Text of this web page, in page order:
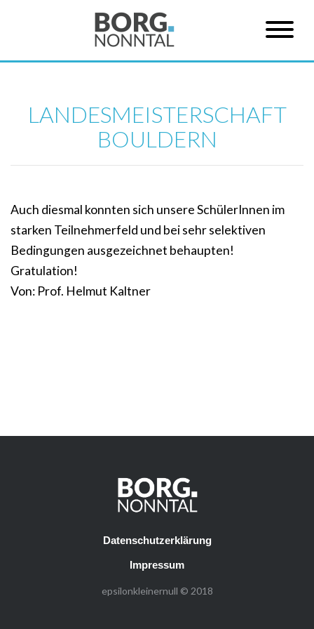
LANDESMEISTERSCHAFT
BOULDERN
Auch diesmal konnten sich unsere SchülerInnen im
starken Teilnehmerfeld und bei sehr selektiven
Bedingungen ausgezeichnet behaupten!
Gratulation!
Von: Prof. Helmut Kaltner
Datenschutzerklärung
Impressum
epsilonkleinernull © 2018